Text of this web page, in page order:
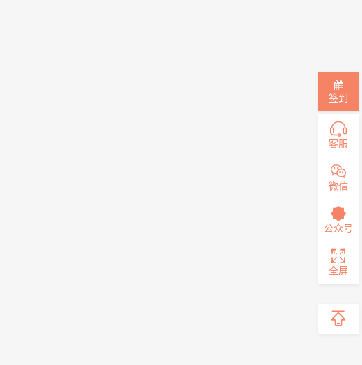
签到
客服
微信
公众号
全屏